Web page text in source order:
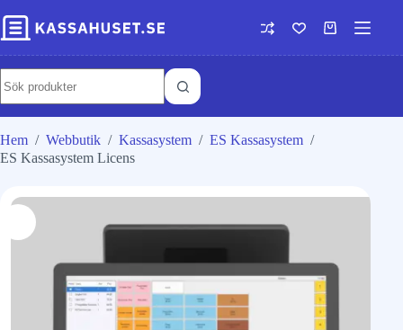
Hem / Webbutik / Kassasystem / ES Kassasystem /
ES Kassasystem Licens